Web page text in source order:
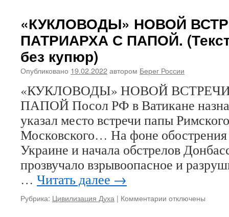
КАК
ПО
сделано
за
эти
годы,
отношения
с
Украиной
вышли
не
«КУКЛОВОДЫ» НОВОЙ
ПАТРИАРХА С ПАПОЙ. (Текст
без купюр)
Опубликовано 19.02.2022автором Берег России
«КУКЛОВОДЫ» НОВОЙ
ПАПОЙ Посол РФ в Ватикане
указал место встречи папы
Московского… На фоне обострения
Украине и начала обстрелов
прозвучало взрывоопасное и
… Читать далее →
Рубрика: Цивилизация Духа | Комментарии котключены